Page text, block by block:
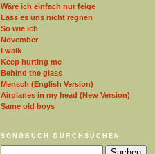
Wäre ich einfach nur feige
Lass es uns nicht regnen
So wie ich
November
I walk
Keep hurting me
Behind the glass
Mensch (English Version)
Airplanes in my head (New Version)
Same old boys
SONGBUCH DURCHSUCHEN